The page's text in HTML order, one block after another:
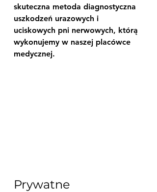
skuteczna metoda diagnostyczna
uszkodzeń urazowych i
uciskowych pni nerwowych, którą
wykonujemy w naszej placówce
medycznej.
Prywatne